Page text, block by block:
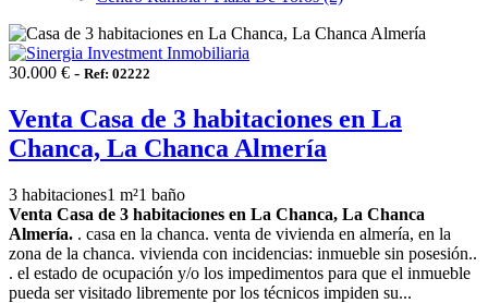
30.000 € - Ref: 02222
Venta Casa de 3 habitaciones en La
Chanca, La Chanca Almería
3 habitaciones1 m²1 baño
Venta Casa de 3 habitaciones en La Chanca, La Chanca
Almería. . casa en la chanca. venta de vivienda en almería, en la
zona de la chanca. vivienda con incidencias: inmueble sin posesión..
. el estado de ocupación y/o los impedimentos para que el inmueble
pueda ser visitado libremente por los técnicos impiden su...